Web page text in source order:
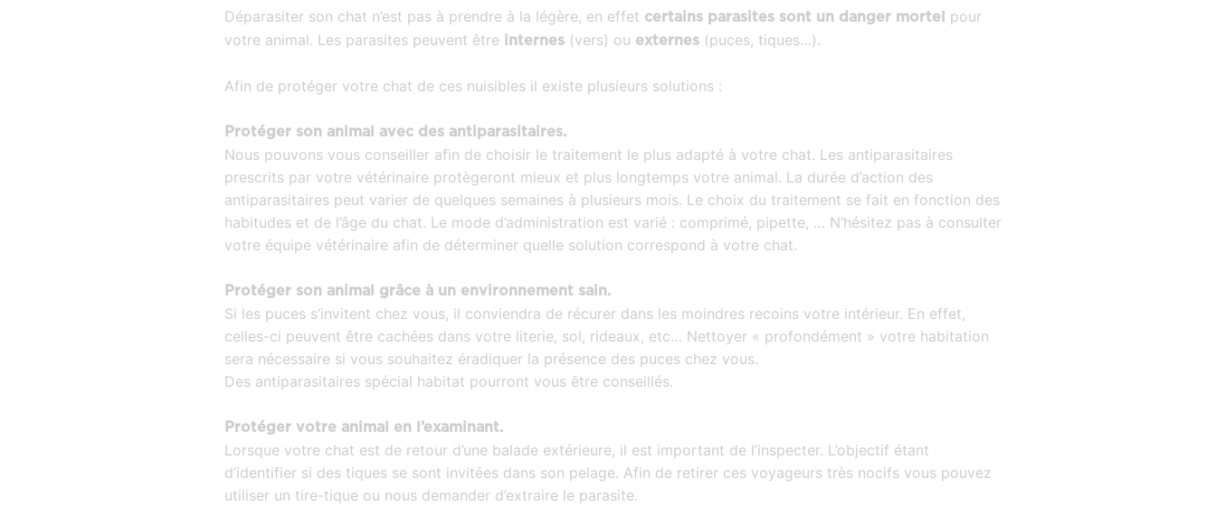
Déparasiter son chat n’est pas à prendre à la légère, en effet certains parasites sont un danger mortel pour
votre animal. Les parasites peuvent être
internes (vers) ou externes (puces, tiques…).
Afin de protéger votre chat de ces nuisibles il existe plusieurs solutions :
Protéger son animal avec des antiparasitaires.
Nous pouvons vous conseiller afin de choisir le traitement le plus adapté à votre chat. Les antiparasitaires
prescrits par votre vétérinaire protègeront mieux et plus longtemps votre animal. La durée d’action des
antiparasitaires peut varier de quelques semaines à plusieurs mois. Le choix du traitement se fait en fonction des
habitudes et de l’âge du chat. Le mode d’administration est varié : comprimé, pipette, … N’hésitez pas à consulter
votre équipe vétérinaire afin de déterminer quelle solution correspond à votre chat.
Protéger son animal grâce à un environnement sain.
Si les puces s’invitent chez vous, il conviendra de récurer dans les moindres recoins votre intérieur. En effet,
celles-ci peuvent être cachées dans votre literie, sol, rideaux, etc… Nettoyer « profondément » votre habitation
sera nécessaire si vous souhaitez éradiquer la présence des puces chez vous.
Des antiparasitaires spécial habitat pourront vous être conseillés.
Protéger votre animal en l’examinant.
Lorsque votre chat est de retour d’une balade extérieure, il est important de l’inspecter. L’objectif étant
d’identifier si des tiques se sont invitées dans son pelage. Afin de retirer ces voyageurs très nocifs vous pouvez
utiliser un tire-tique ou nous demander d’extraire le parasite.